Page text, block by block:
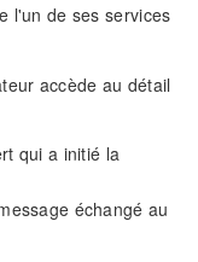
l'un de ses services
accède au détail
qui a initié la
échangé au